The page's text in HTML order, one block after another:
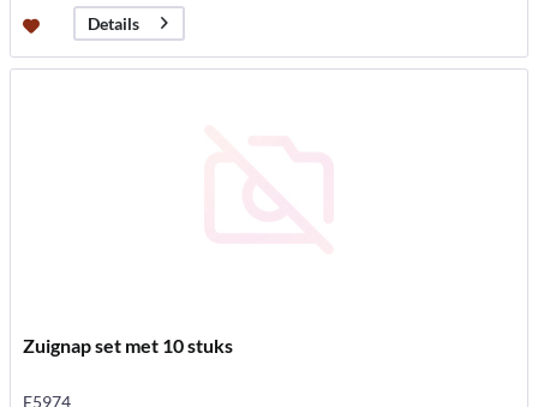
Details
Zuignap set met 10 stuks
E5974